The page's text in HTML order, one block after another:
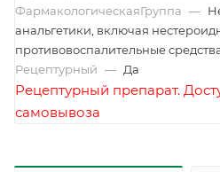
ФармакологическаяГруппа —
анальгетики, включая
противовоспалительные
Рецептурный — Да
Рецептурный препарат.
самовывоза